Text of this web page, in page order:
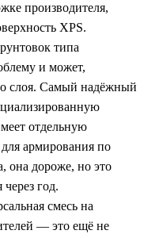
производителя,
XPS.
типа
и может,
слоя. Самый надёжный
отдельную
армирования по
она дороже, но это
через год.
смесь на
— это ещё не